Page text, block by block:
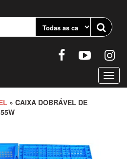
» CAIXA DOBRÁVEL DE